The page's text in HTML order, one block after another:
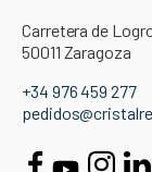
Carretera de
50011 Zaragoza
+34 976 459 277